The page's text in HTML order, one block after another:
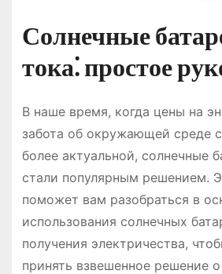
Солнечные
тока⁚ простое
В наше время, когда цены на
забота об окружающей среде
более актуальной, солнечные
стали популярным решением.
поможет вам разобраться в
использования солнечных
получения электричества,
принять взвешенное решение